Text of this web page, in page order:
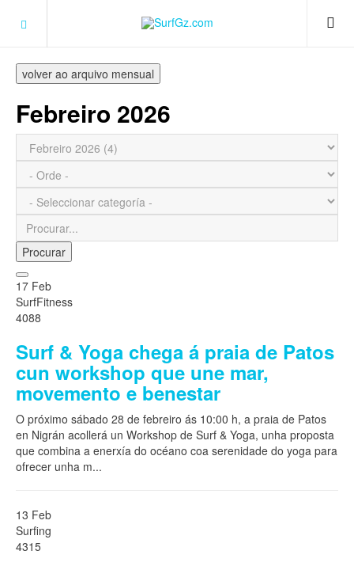
volver ao arquivo mensual
Febreiro 2026
Procurar
17 Feb
SurfFitness
4088
Surf & Yoga chega á praia de Patos
cun workshop que une mar,
movemento e benestar
O próximo sábado 28 de febreiro ás 10:00 h, a praia de Patos
en Nigrán acollerá un Workshop de Surf & Yoga, unha proposta
que combina a enerxía do océano coa serenidade do yoga para
ofrecer unha m...
13 Feb
Surfing
4315